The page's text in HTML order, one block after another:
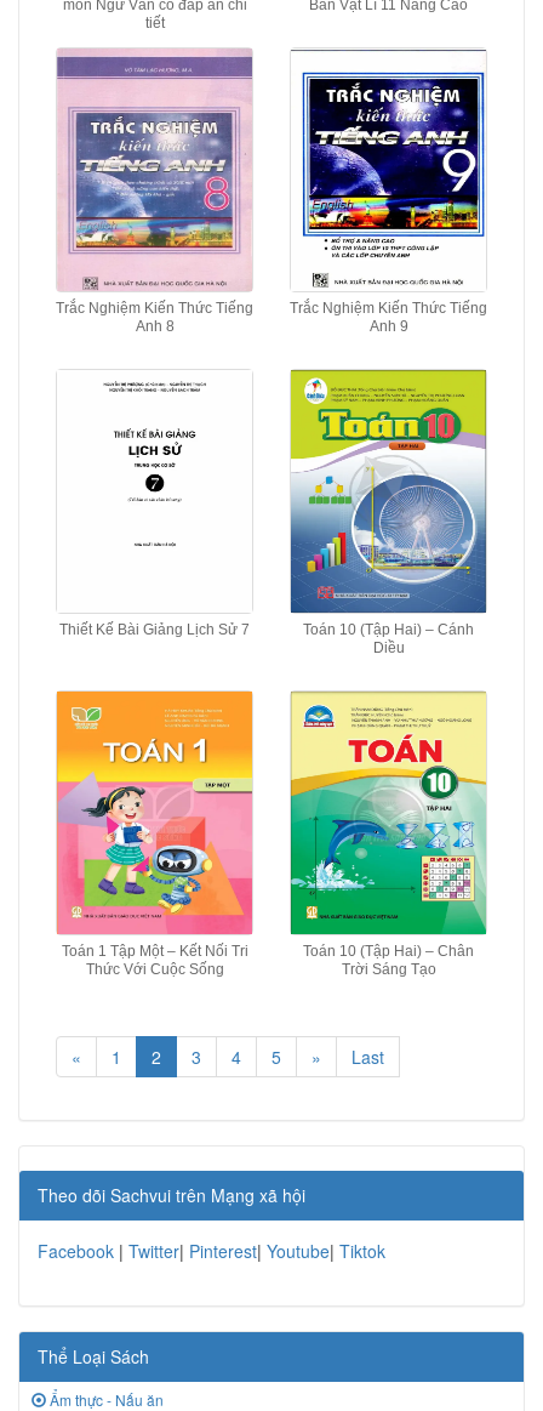
môn Ngữ Văn có đáp án chi
tiết
Bản Vật Lí 11 Nâng Cao
Trắc Nghiệm Kiến Thức Tiếng
Anh 8
Trắc Nghiệm Kiến Thức Tiếng
Anh 9
Thiết Kế Bài Giảng Lịch Sử 7
Toán 10 (Tập Hai) – Cánh
Diều
Toán 1 Tập Một – Kết Nối Tri
Thức Với Cuộc Sống
Toán 10 (Tập Hai) – Chân
Trời Sáng Tạo
« 1 2 3 4 5 » Last
Theo dõi Sachvui trên Mạng xã hội
Facebook | Twitter| Pinterest| Youtube| Tiktok
Thể Loại Sách
Ẩm thực - Nấu ăn